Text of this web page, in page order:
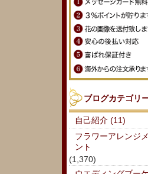
ブログカテゴリ
自己紹介 (11)
フラワーアレンジメ
ント
(1,370)